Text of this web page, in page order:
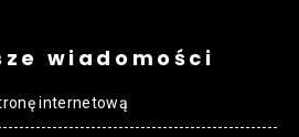
wiadomości
internetową